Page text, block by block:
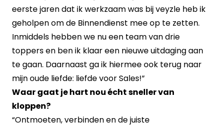
eerste jaren dat ik werkzaam was bij veyzle heb ik
geholpen om de Binnendienst mee op te zetten.
Inmiddels hebben we nu een team van drie
toppers en ben ik klaar een nieuwe uitdaging aan
te gaan. Daarnaast ga ik hiermee ook terug naar
mijn oude liefde: liefde voor Sales!”
Waar gaat je hart nou écht sneller van
kloppen?
“Ontmoeten, verbinden en de juiste